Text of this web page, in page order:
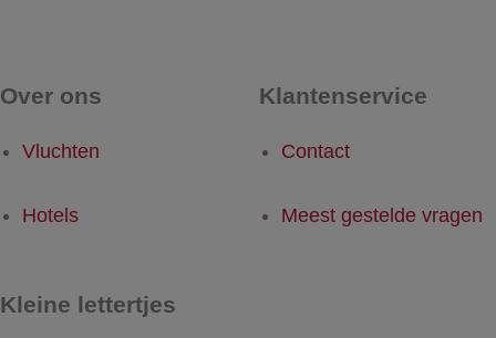
Over ons
Vluchten
Hotels
Klantenservice
Contact
Meest gestelde vragen
Kleine lettertjes